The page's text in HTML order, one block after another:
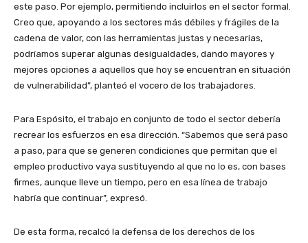
este paso. Por ejemplo, permitiendo incluirlos en el sector formal.
Creo que, apoyando a los sectores más débiles y frágiles de la
cadena de valor, con las herramientas justas y necesarias,
podríamos superar algunas desigualdades, dando mayores y
mejores opciones a aquellos que hoy se encuentran en situación
de vulnerabilidad”, planteó el vocero de los trabajadores.
Para Espósito, el trabajo en conjunto de todo el sector debería
recrear los esfuerzos en esa dirección. “Sabemos que será paso
a paso, para que se generen condiciones que permitan que el
empleo productivo vaya sustituyendo al que no lo es, con bases
firmes, aunque lleve un tiempo, pero en esa línea de trabajo
habría que continuar”, expresó.
De esta forma, recalcó la defensa de los derechos de los